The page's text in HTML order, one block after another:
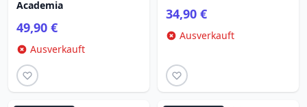
Academia
49,90 €
Ausverkauft
34,90 €
Ausverkauft